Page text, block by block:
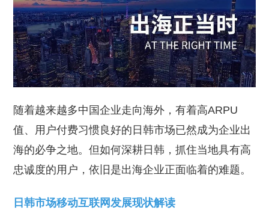
随着越来越多中国企业走向海外，有着高ARPU
值、用户付费习惯良好的日韩市场已然成为企业出
海的必争之地。但如何深耕日韩，抓住当地具有高
忠诚度的用户，依旧是出海企业正面临着的难题。
日韩市场移动互联网发展现状解读